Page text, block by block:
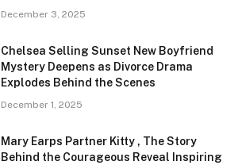
December 3, 2025
Chelsea Selling Sunset New Boyfriend
Mystery Deepens as Divorce Drama
Explodes Behind the Scenes
December 1, 2025
Mary Earps Partner Kitty , The Story
Behind the Courageous Reveal Inspiring